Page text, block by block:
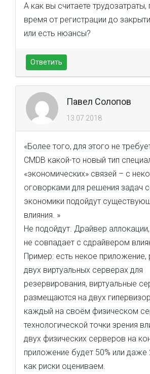
А как вы считаете трудозатраты,
время от регистрации до
или есть нюансы?
Ответить
Павел Солопов
13.07.2018
«Более того, для этого не
CMDB какой-то новый тип
«экономических» связей – с
оговорками для решения задач
экономики подойдут
влияния. »
Не подойдут. Драйвер
не совпадает с сдрайвером
Пример: есть некое приложение,
двух виртуальных серверах для
резервирования, виртуальные
размещаются на двух
каждый на своём физическом
технологической точки зрения
двух физических серверов на
приложение будет 50% или даже
как риски оцениваем.